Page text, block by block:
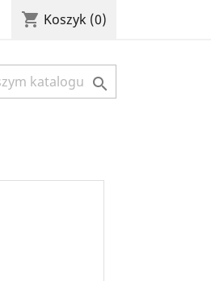
shopping_cart Koszyk (0)
